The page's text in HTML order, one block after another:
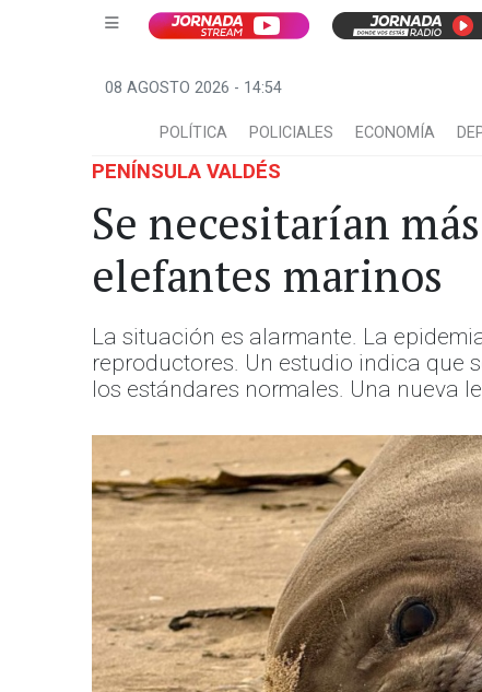
08 AGOSTO 2026 - 14:54
POLÍTICA POLICIALES ECONOMÍA
PENÍNSULA VALDÉS
Se necesitarían
elefantes marinos
La situación es alarmante. La
reproductores. Un estudio indica que
los estándares normales. Una nueva